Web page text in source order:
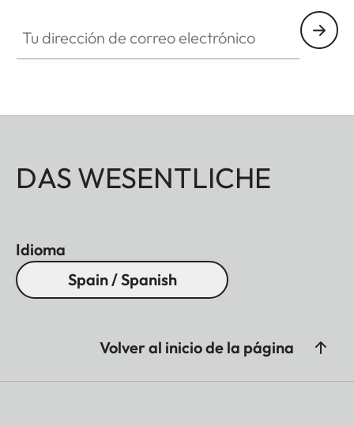
DAS WESENTLICHE
Idioma
Spain / Spanish
Volver al inicio de la página